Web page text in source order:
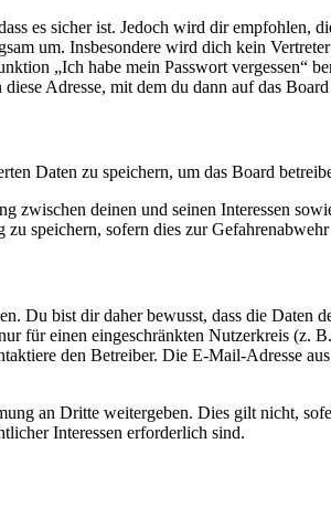
es sicher ist. Jedoch wird dir empfohlen,
um. Insbesondere wird dich kein
„Ich habe mein Passwort
Adresse, mit dem du dann auf das
Daten zu speichern, um das Board
zwischen deinen und seinen Interessen
speichern, sofern dies zur
Du bist dir daher bewusst, dass die
für einen eingeschränkten Nutzerkreis (z.
den Betreiber. Die E-Mail-Adresse
an Dritte weitergeben. Dies gilt nicht,
Interessen erforderlich sind.